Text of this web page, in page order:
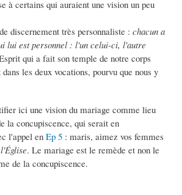
à certains qui auraient une vision un peu
discernement très personnaliste : chacun a
lui est personnel : l'un celui-ci, l'autre
qui a fait son temple de notre corps
les deux vocations, pourvu que nous y
ici une vision du mariage comme lieu
la concupiscence, qui serait en
l'appel en Ep 5 : maris, aimez vos femmes
. Le mariage est le remède et non le
de la concupiscence.